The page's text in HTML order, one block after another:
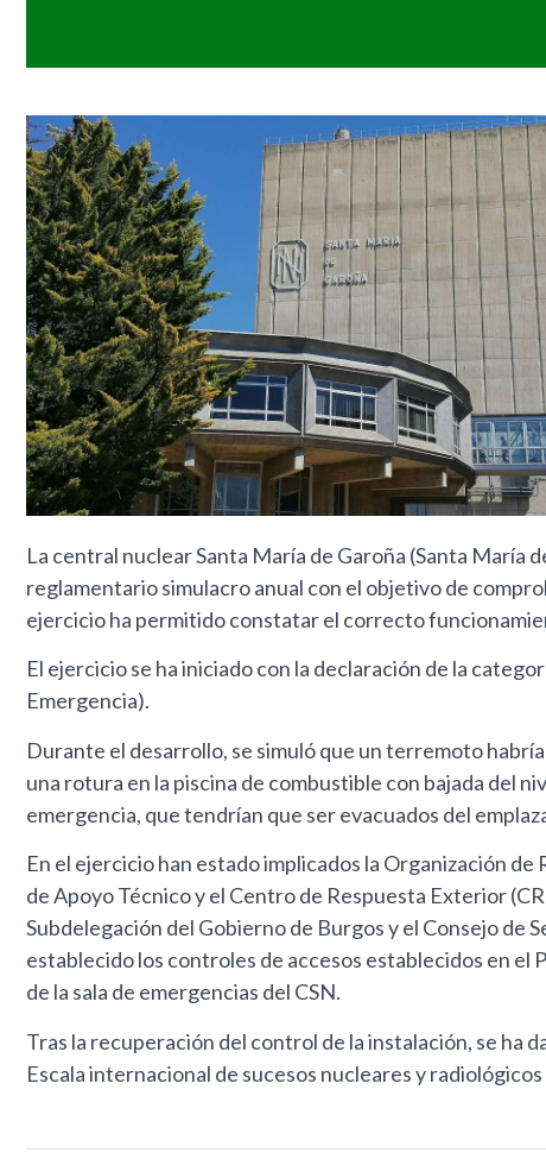
La central nuclear Santa María de Garoña (Santa María
reglamentario simulacro anual con el objetivo de
ejercicio ha permitido constatar el correcto
El ejercicio se ha iniciado con la declaración de la
Emergencia).
Durante el desarrollo, se simuló que un terremoto
una rotura en la piscina de combustible con bajada del
emergencia, que tendrían que ser evacuados del
En el ejercicio han estado implicados la Organización
de Apoyo Técnico y el Centro de Respuesta Exterior
Subdelegación del Gobierno de Burgos y el Consejo de
establecido los controles de accesos establecidos en el
de la sala de emergencias del CSN.
Tras la recuperación del control de la instalación, se ha
Escala internacional de sucesos nucleares y radiológicos